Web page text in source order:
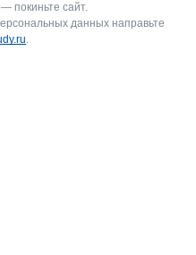
покиньте сайт.
данных направьте
.